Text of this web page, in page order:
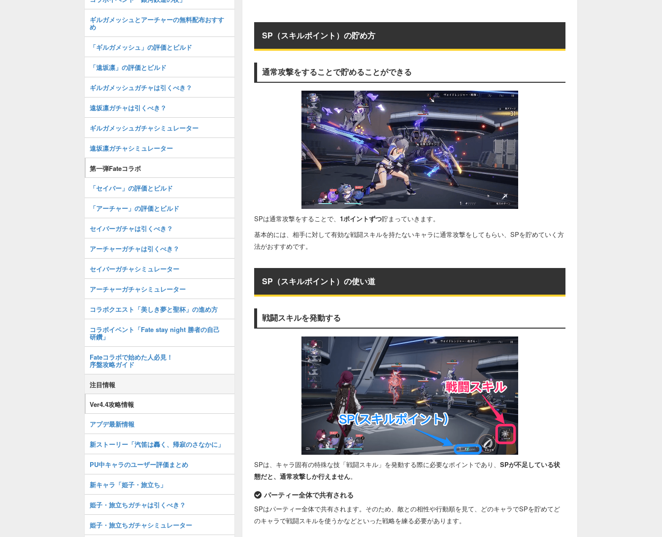
SP（スキルポイント）の貯め方
通常攻撃をすることで貯めることができる
SPは通常攻撃をすることで、 1ポイントずつ貯まっていきます。
基本的には、相手に対して有効な戦闘スキルを持たないキャラに通常攻撃をしてもらい、SPを貯めていく方
法がおすすめです。
SP（スキルポイント）の使い道
戦闘スキルを発動する
SPは、キャラ固有の特殊な技「戦闘スキル」を発動する際に必要なポイントであり、 SPが不足している状
態だと、通常攻撃しか行えません。
パーティー全体で共有される
SPはパーティー全体で共有されます。そのため、敵との相性や行動順を見て、どのキャラでSPを貯めてど
のキャラで戦闘スキルを使うかなどといった戦略を練る必要があります。
ギルガメッシュとアーチャーの無料配布おすす
め
「ギルガメッシュ」の評価とビルド
「遠坂凛」の評価とビルド
ギルガメッシュガチャは引くべき？
遠坂凛ガチャは引くべき？
ギルガメッシュガチャシミュレーター
遠坂凛ガチャシミュレーター
第一弾Fateコラボ
「セイバー」の評価とビルド
「アーチャー」の評価とビルド
セイバーガチャは引くべき？
アーチャーガチャは引くべき？
セイバーガチャシミュレーター
アーチャーガチャシミュレーター
コラボクエスト「美しき夢と聖杯」の進め方
コラボイベント「Fate stay night 勝者の自己
研鑽」
Fateコラボで始めた人必見！
序盤攻略ガイド
注目情報
Ver4.4攻略情報
アプデ最新情報
新ストーリー「汽笛は轟く、帰寂のさなかに」
PU中キャラのユーザー評価まとめ
新キャラ「姫子・旅立ち」
姫子・旅立ちガチャは引くべき？
姫子・旅立ちガチャシミュレーター